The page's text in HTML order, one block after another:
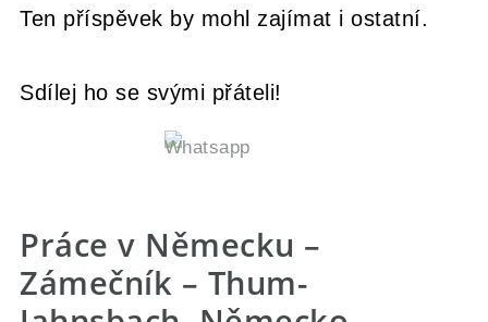
Ten příspěvek by mohl zajímat i ostatní.
Sdílej ho se svými přáteli!
Práce v Německu –
Zámečník – Thum-